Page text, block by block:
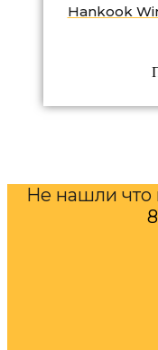
Hankook
Не нашли что